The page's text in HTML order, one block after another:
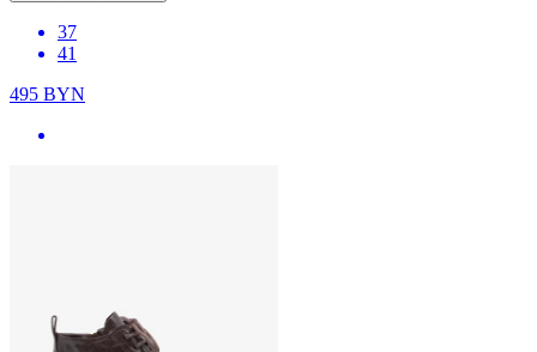
37
41
495 BYN